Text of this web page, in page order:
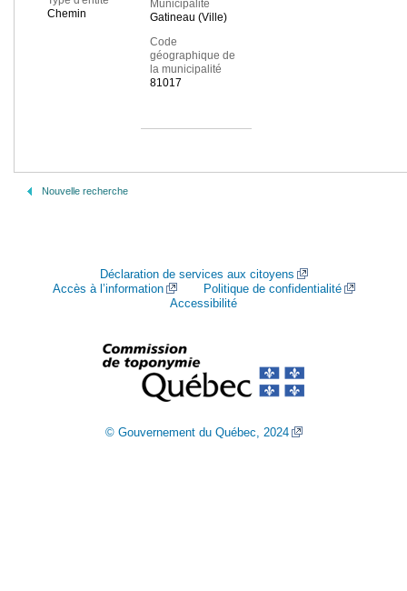
Chemin
Municipalité
Gatineau (Ville)
Code
géographique de
la municipalité
81017
Nouvelle recherche
Déclaration de services aux citoyens
Accès à l’information
Politique de confidentialité
Accessibilité
© Gouvernement du Québec, 2024